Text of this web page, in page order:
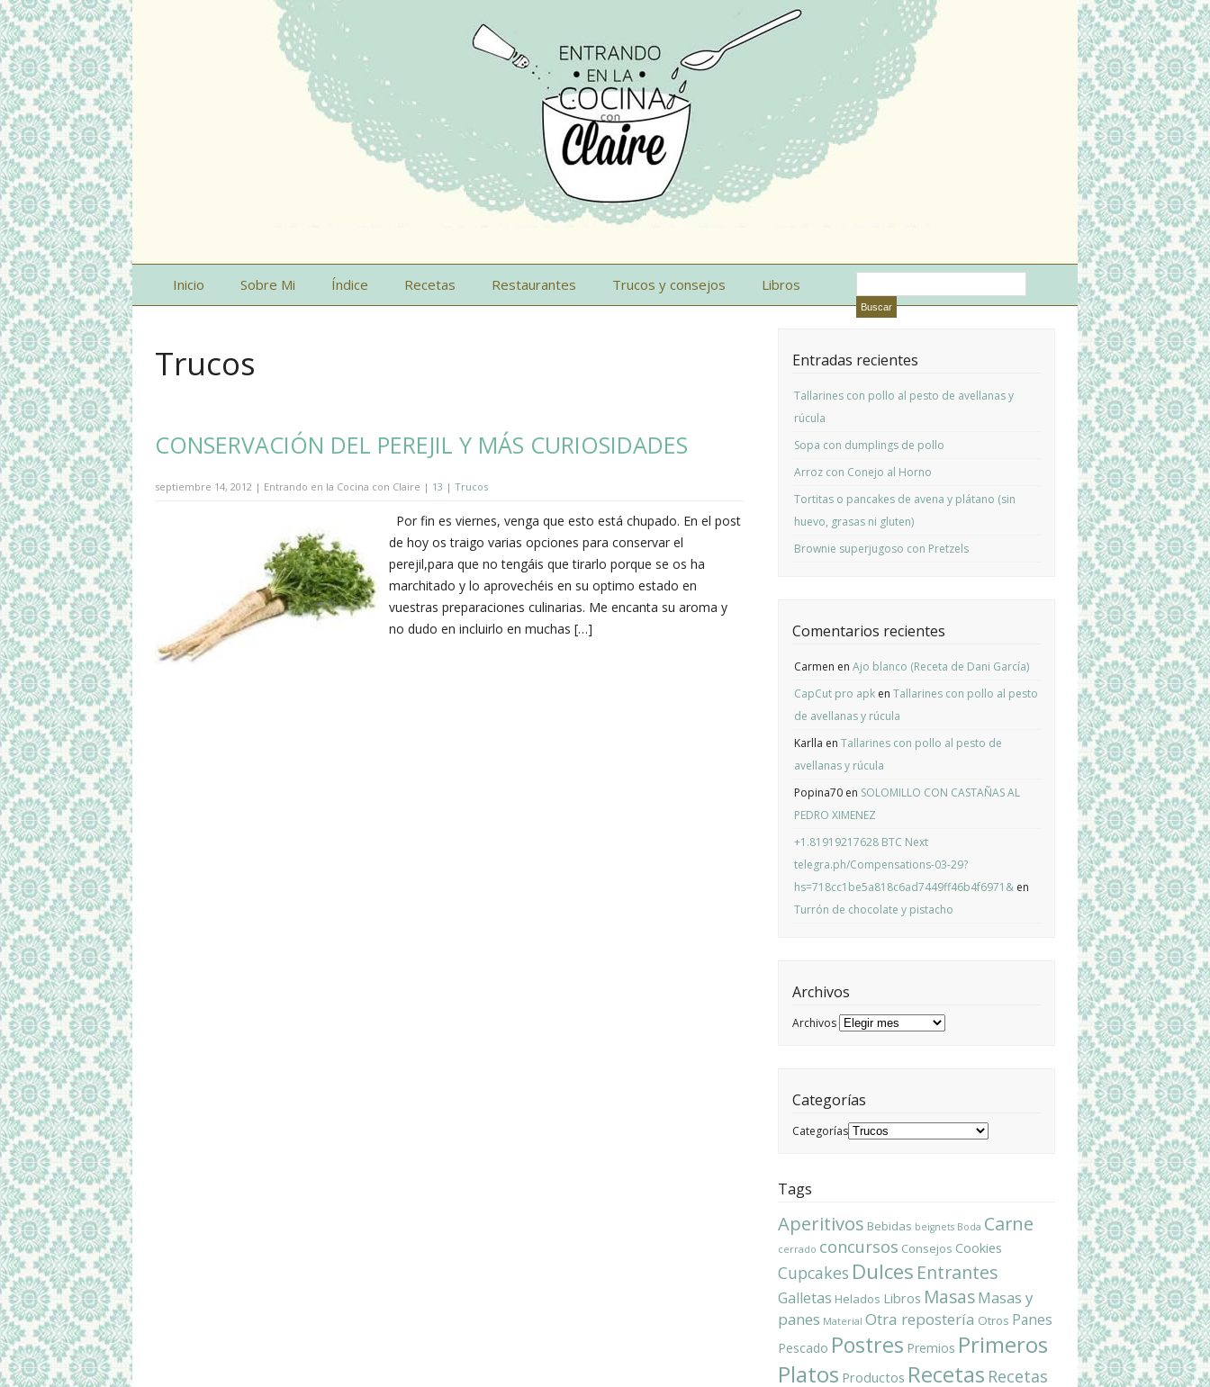
Inicio Sobre Mi Índice Recetas Restaurantes Trucos y consejos Libros
Trucos
CONSERVACIÓN DEL PEREJIL Y MÁS CURIOSIDADES
septiembre 14, 2012 | Entrando en la Cocina con Claire | 13 | Trucos
Por fin es viernes, venga que esto está chupado. En el post
de hoy os traigo varias opciones para conservar el
perejil,para que no tengáis que tirarlo porque se os ha
marchitado y lo aprovechéis en su optimo estado en
vuestras preparaciones culinarias. Me encanta su aroma y
no dudo en incluirlo en muchas […]
Entradas recientes
Tallarines con pollo al pesto de avellanas y
rúcula
Sopa con dumplings de pollo
Arroz con Conejo al Horno
Tortitas o pancakes de avena y plátano (sin
huevo, grasas ni gluten)
Brownie superjugoso con Pretzels
Comentarios recientes
Carmen en Ajo blanco (Receta de Dani García)
CapCut pro apk en Tallarines con pollo al pesto
de avellanas y rúcula
Karlla en Tallarines con pollo al pesto de
avellanas y rúcula
Popina70 en SOLOMILLO CON CASTAÑAS AL
PEDRO XIMENEZ
+1.81919217628 BTC Next
telegra.ph/Compensations-03-29?
hs=718cc1be5a818c6ad7449ff46b4f6971& en
Turrón de chocolate y pistacho
Archivos
Archivos
Categorías
Categorías
Tags
Aperitivos Bebidas beignets Boda Carne
cerrado concursos Consejos Cookies
Cupcakes Dulces Entrantes
Galletas Helados Libros MasasMasas y
panes Material Otra repostería Otros Panes
Pescado Postres Premios Primeros
Platos Productos Recetas Recetas